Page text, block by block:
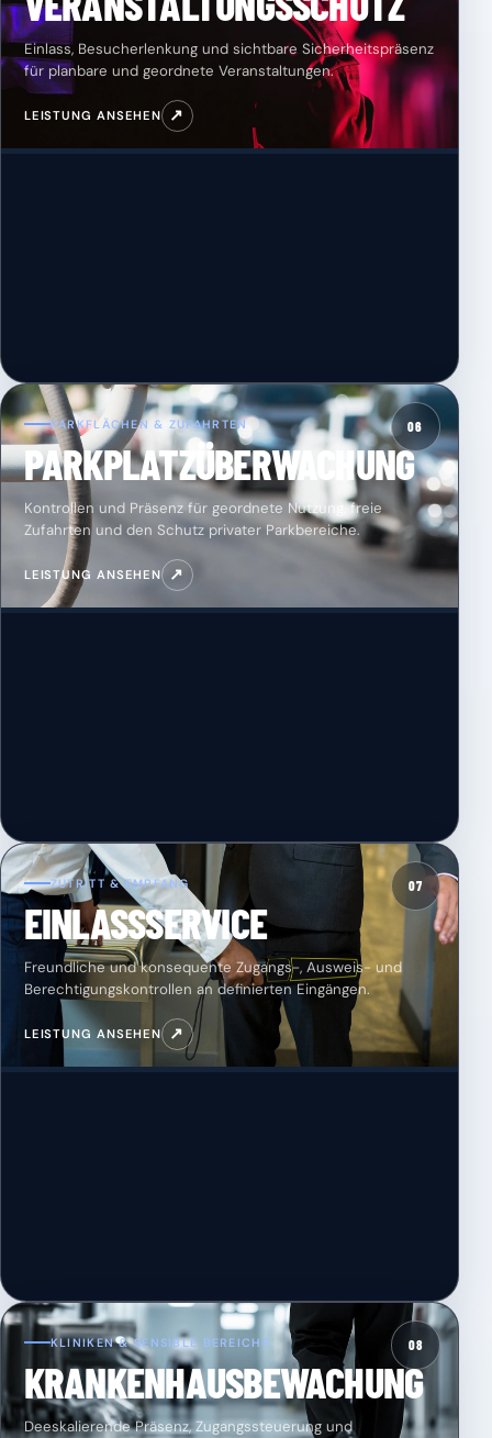
Einlass, Besucherlenkung und sichtbare Sicherheitspräsenz
für planbare und geordnete Veranstaltungen.
LEISTUNG ANSEHEN ↗
06
PARKFLÄCHEN & ZUFAHRTEN
PARKPLATZÜBERWACHUNG
Kontrollen und Präsenz für geordnete Nutzung, freie
Zufahrten und den Schutz privater Parkbereiche.
LEISTUNG ANSEHEN ↗
07
ZUTRITT & EMPFANG
EINLASSSERVICE
Freundliche und konsequente Zugangs-, Ausweis- und
Berechtigungskontrollen an definierten Eingängen.
LEISTUNG ANSEHEN ↗
08
KLINIKEN & SENSIBLE BEREICHE
KRANKENHAUSBEWACHUNG
Deeskalierende Präsenz, Zugangssteuerung und